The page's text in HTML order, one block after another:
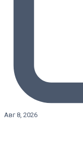
Авг 8, 2026